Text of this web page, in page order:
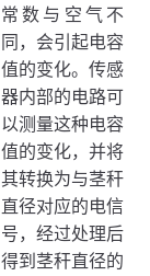
常数与空气不
同，会引起电容
值的变化。传感
器内部的电路可
以测量这种电容
值的变化，并将
其转换为与茎秆
直径对应的电信
号，经过处理后
得到茎秆直径的